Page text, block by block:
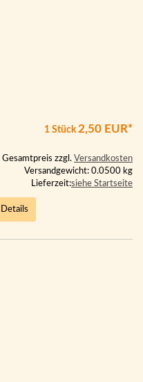
1 Stück 2,50 EUR*
Gesamtpreis zzgl. Versandkosten
Versandgewicht: 0.0500 kg
Lieferzeit:siehe Startseite
Details